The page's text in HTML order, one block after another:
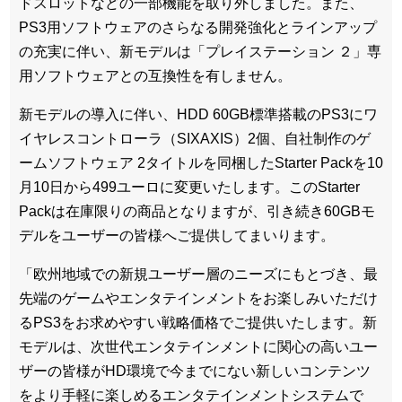
ドスロットなどの一部機能を取り外しました。また、
PS3用ソフトウェアのさらなる開発強化とラインアップ
の充実に伴い、新モデルは「プレイステーション ２」専
用ソフトウェアとの互換性を有しません。
新モデルの導入に伴い、HDD 60GB標準搭載のPS3にワ
イヤレスコントローラ（SIXAXIS）2個、自社制作のゲ
ームソフトウェア 2タイトルを同梱したStarter Packを10
月10日から499ユーロに変更いたします。このStarter
Packは在庫限りの商品となりますが、引き続き60GBモ
デルをユーザーの皆様へご提供してまいります。
「欧州地域での新規ユーザー層のニーズにもとづき、最
先端のゲームやエンタテインメントをお楽しみいただけ
るPS3をお求めやすい戦略価格でご提供いたします。新
モデルは、次世代エンタテインメントに関心の高いユー
ザーの皆様がHD環境で今までにない新しいコンテンツ
をより手軽に楽しめるエンタテインメントシステムで